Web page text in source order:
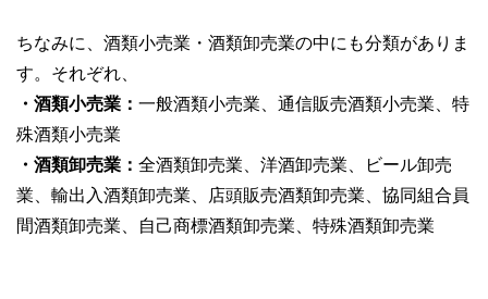
ちなみに、酒類小売業・酒類卸売業の中にも分類がありま
す。それぞれ、
・酒類小売業： 一般酒類小売業、通信販売酒類小売業、特
殊酒類小売業
・酒類卸売業： 全酒類卸売業、洋酒卸売業、ビール卸売
業、輸出入酒類卸売業、店頭販売酒類卸売業、協同組合員
間酒類卸売業、自己商標酒類卸売業、特殊酒類卸売業